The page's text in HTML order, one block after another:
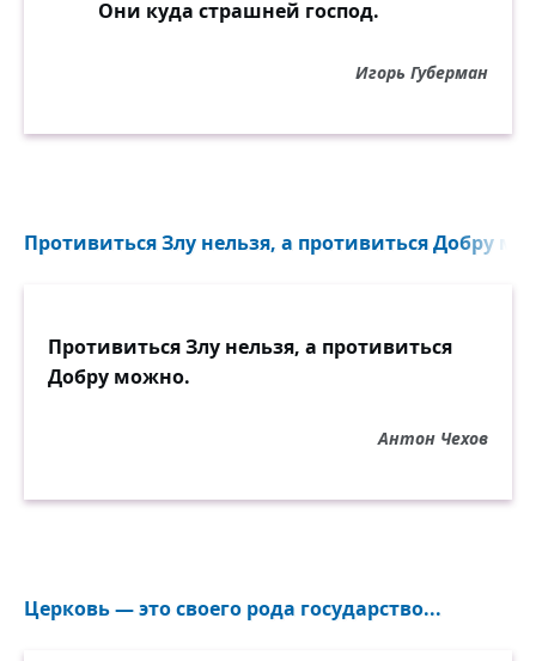
Они куда страшней господ.
Игорь Губерман
Противиться Злу нельзя, а противиться Добру
Противиться Злу нельзя, а противиться
Добру можно.
Антон Чехов
Церковь — это своего рода государство...